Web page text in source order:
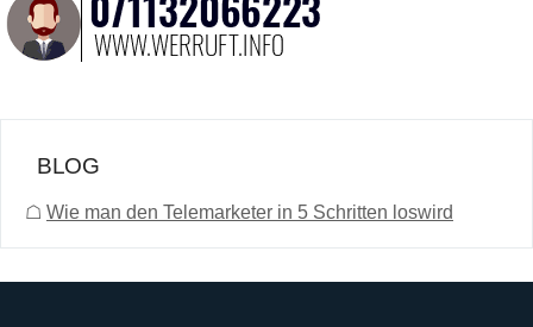
BLOG
☖ Wie man den Telemarketer in 5 Schritten loswird